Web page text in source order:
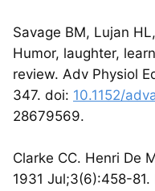
Savage BM, Lujan
Humor, laughter,
review. Adv Physiol
347. doi: 10.1152/
28679569.
Clarke CC. Henri De
1931 Jul;3(6):458-81.